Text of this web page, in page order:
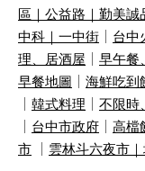
區｜ 公益路｜ 勤美誠
中科｜ 一中街 台中
理、居酒屋
早午餐
早餐地圖
海鮮吃到
韓式料理 不限時
台中市政府 高檔
市
雲林斗六夜市｜